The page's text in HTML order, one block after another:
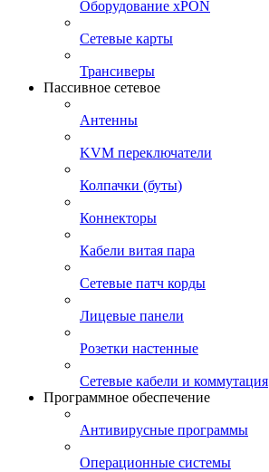
Оборудование xPON
Сетевые карты
Трансиверы
Пассивное сетевое
Антенны
KVM переключатели
Колпачки (буты)
Коннекторы
Кабели витая пара
Сетевые патч корды
Лицевые панели
Розетки настенные
Сетевые кабели и коммутация
Программное обеспечение
Антивирусные программы
Операционные системы